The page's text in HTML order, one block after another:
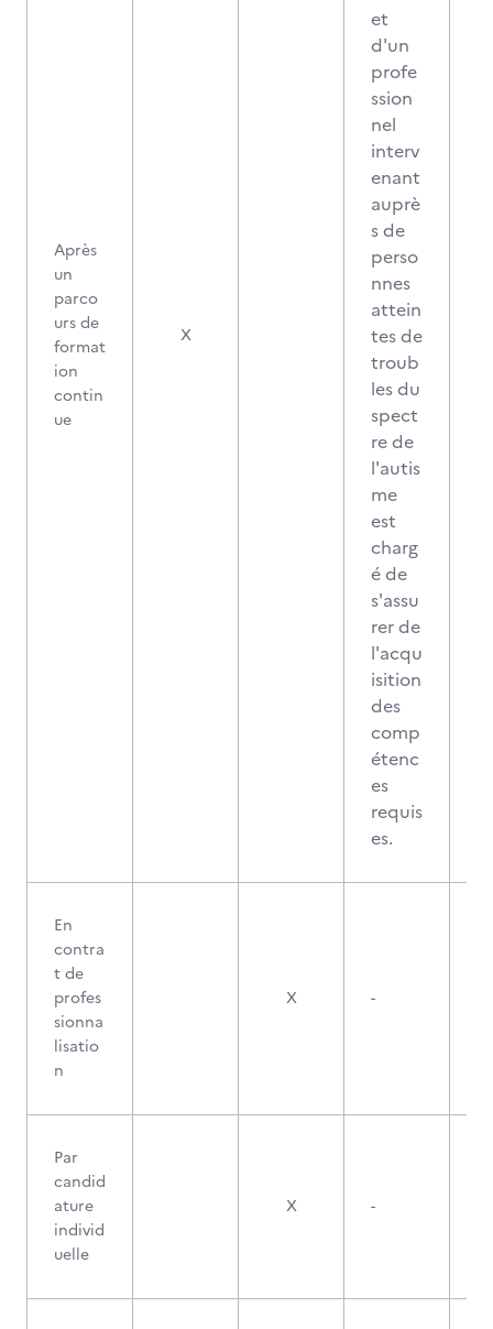
Après
un
parco
urs de
format
ion
contin
ue
X
et
d'un
profe
ssion
nel
interv
enant
auprè
s de
perso
nnes
attein
tes de
troub
les du
spect
re de
l'autis
me
est
charg
é de
s'assu
rer de
l'acqu
isition
des
comp
étenc
es
requis
es.
En
contra
t de
profes
sionna
lisatio
n
X -
Par
candid
ature
individ
uelle
X -